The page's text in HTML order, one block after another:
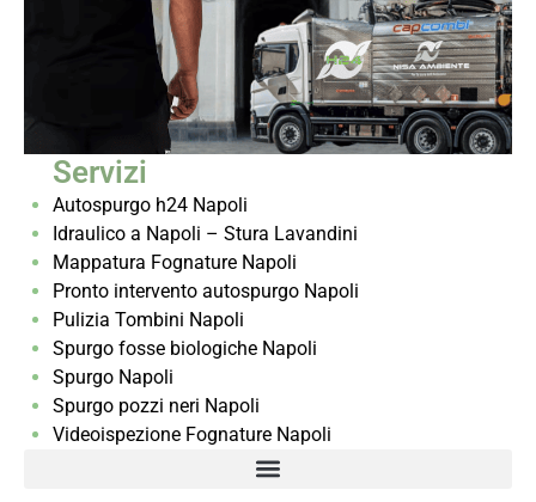
Servizi
Autospurgo h24 Napoli
Idraulico a Napoli – Stura Lavandini
Mappatura Fognature Napoli
Pronto intervento autospurgo Napoli
Pulizia Tombini Napoli
Spurgo fosse biologiche Napoli
Spurgo Napoli
Spurgo pozzi neri Napoli
Videoispezione Fognature Napoli